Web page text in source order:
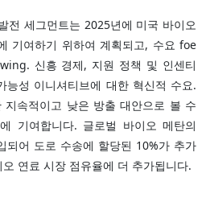
전 세그먼트는 2025년에 미국 바이오
기여하기 위하여 계획되고, 수요 foe
신흥 경제, 지원 정책 및 인센티
능성 이니셔티브에 대한 혁신적 수요.
속적이고 낮은 방출 대안으로 볼 수
기여합니다. 글로벌 바이오 메탄의
되어 도로 수송에 할당된 10%가 추가
연료 시장 점유율에 더 추가됩니다.